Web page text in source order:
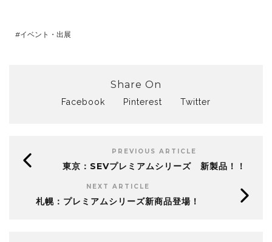
イベント・出展
Share On
Facebook Pinterest Twitter
PREVIOUS ARTICLE
東京：SEVプレミアムシリーズ 新製品！！
NEXT ARTICLE
札幌：プレミアムシリーズ新商品登場！